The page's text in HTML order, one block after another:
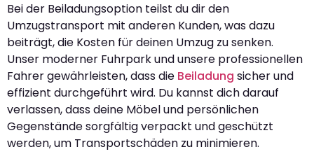
Bei der Beiladungsoption teilst du dir den
Umzugstransport mit anderen Kunden, was dazu
beiträgt, die Kosten für deinen Umzug zu senken.
Unser moderner Fuhrpark und unsere professionellen
Fahrer gewährleisten, dass die Beiladung sicher und
effizient durchgeführt wird. Du kannst dich darauf
verlassen, dass deine Möbel und persönlichen
Gegenstände sorgfältig verpackt und geschützt
werden, um Transportschäden zu minimieren.